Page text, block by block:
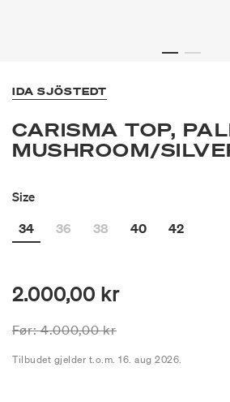
IDA SJÖSTEDT
CARISMA TOP,
MUSHROOM/
Size
34
36 38 40 42
2.000,00 kr
Prisen er nedsatt fra
Før:4.000,00 krtil
Tilbudet gjelder t.o.m. 16. aug 2026.